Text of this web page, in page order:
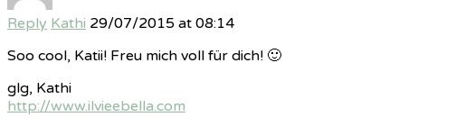
Reply Kathi 29/07/2015 at 08:14
Soo cool, Katii! Freu mich voll für dich! 🙂
glg, Kathi
http://www.ilvieebella.com